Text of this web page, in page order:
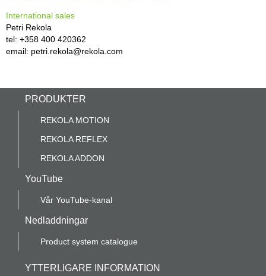
International sales
Petri Rekola
tel: +358 400 420362
email: petri.rekola@rekola.com
PRODUKTER
REKOLA MOTION
REKOLA REFLEX
REKOLA ADDON
YouTube
Vår YouTube-kanal
Nedladdningar
Product system catalogue
YTTERLIGARE INFORMATION